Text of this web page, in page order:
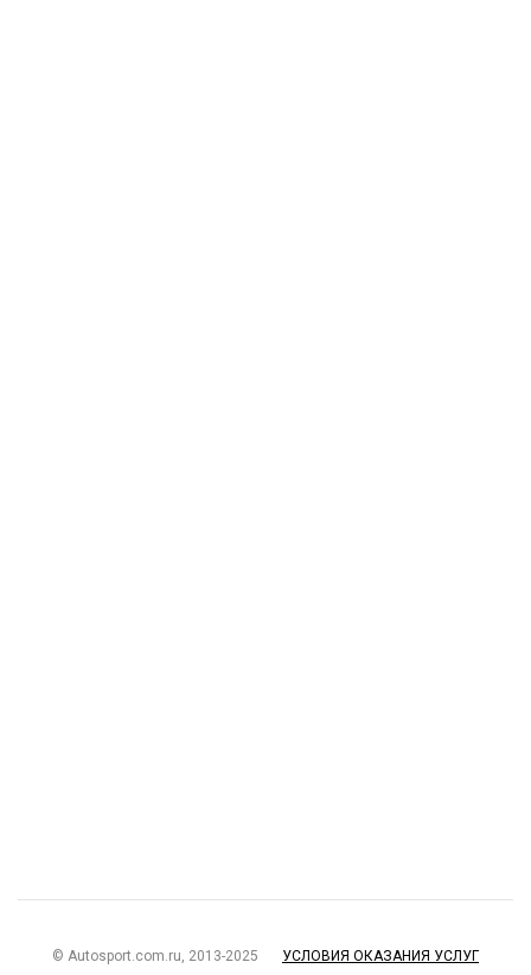
© Autosport.com.ru, 2013-2025 УСЛОВИЯ ОКАЗАНИЯ УСЛУГ